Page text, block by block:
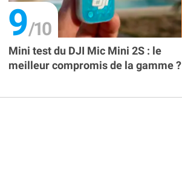
9
Mini test du DJI Mic Mini 2S : le
meilleur compromis de la gamme ?